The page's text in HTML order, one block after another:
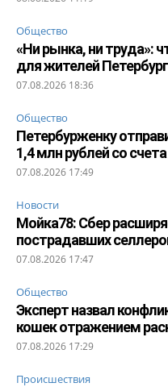
Общество
«Ни рынка, ни труда»:
для жителей
07.08.2026 18:36
Общество
Петербурженку
1,4 млн рублей со
07.08.2026 17:49
Новости
Мойка78: Сбер
пострадавших
07.08.2026 17:47
Общество
Эксперт назвал
кошек отражением
07.08.2026 17:29
Происшествия